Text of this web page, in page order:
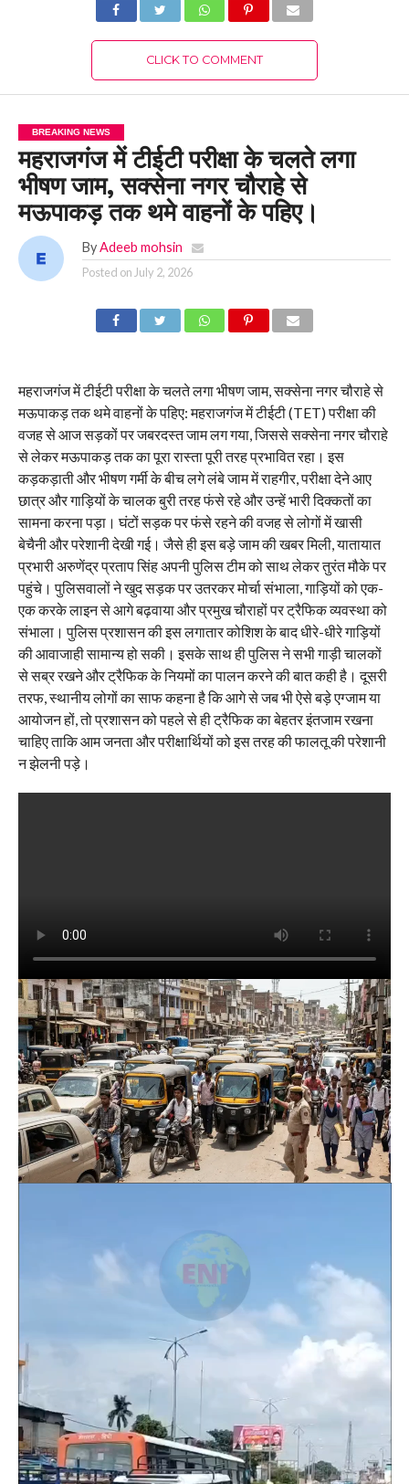
CLICK TO COMMENT
BREAKING NEWS
महराजगंज में टीईटी परीक्षा के चलते लगा
भीषण जाम, सक्सेना नगर चौराहे से
मऊपाकड़ तक थमे वाहनों के पहिए।
By Adeeb mohsin
Posted on July 2, 2026
महराजगंज में टीईटी परीक्षा के चलते लगा भीषण जाम, सक्सेना नगर चौराहे से
मऊपाकड़ तक थमे वाहनों के पहिए: महराजगंज में टीईटी (TET) परीक्षा की
वजह से आज सड़कों पर जबरदस्त जाम लग गया, जिससे सक्सेना नगर चौराहे
से लेकर मऊपाकड़ तक का पूरा रास्ता पूरी तरह प्रभावित रहा। इस
कड़कड़ाती और भीषण गर्मी के बीच लगे लंबे जाम में राहगीर, परीक्षा देने आए
छात्र और गाड़ियों के चालक बुरी तरह फंसे रहे और उन्हें भारी दिक्कतों का
सामना करना पड़ा। घंटों सड़क पर फंसे रहने की वजह से लोगों में खासी
बेचैनी और परेशानी देखी गई। जैसे ही इस बड़े जाम की खबर मिली, यातायात
प्रभारी अरुणेंद्र प्रताप सिंह अपनी पुलिस टीम को साथ लेकर तुरंत मौके पर
पहुंचे। पुलिसवालों ने खुद सड़क पर उतरकर मोर्चा संभाला, गाड़ियों को एक-
एक करके लाइन से आगे बढ़वाया और प्रमुख चौराहों पर ट्रैफिक व्यवस्था को
संभाला। पुलिस प्रशासन की इस लगातार कोशिश के बाद धीरे-धीरे गाड़ियों
की आवाजाही सामान्य हो सकी। इसके साथ ही पुलिस ने सभी गाड़ी चालकों
से सब्र रखने और ट्रैफिक के नियमों का पालन करने की बात कही है। दूसरी
तरफ, स्थानीय लोगों का साफ कहना है कि आगे से जब भी ऐसे बड़े एग्जाम या
आयोजन हों, तो प्रशासन को पहले से ही ट्रैफिक का बेहतर इंतजाम रखना
चाहिए ताकि आम जनता और परीक्षार्थियों को इस तरह की फालतू की परेशानी
न झेलनी पड़े।